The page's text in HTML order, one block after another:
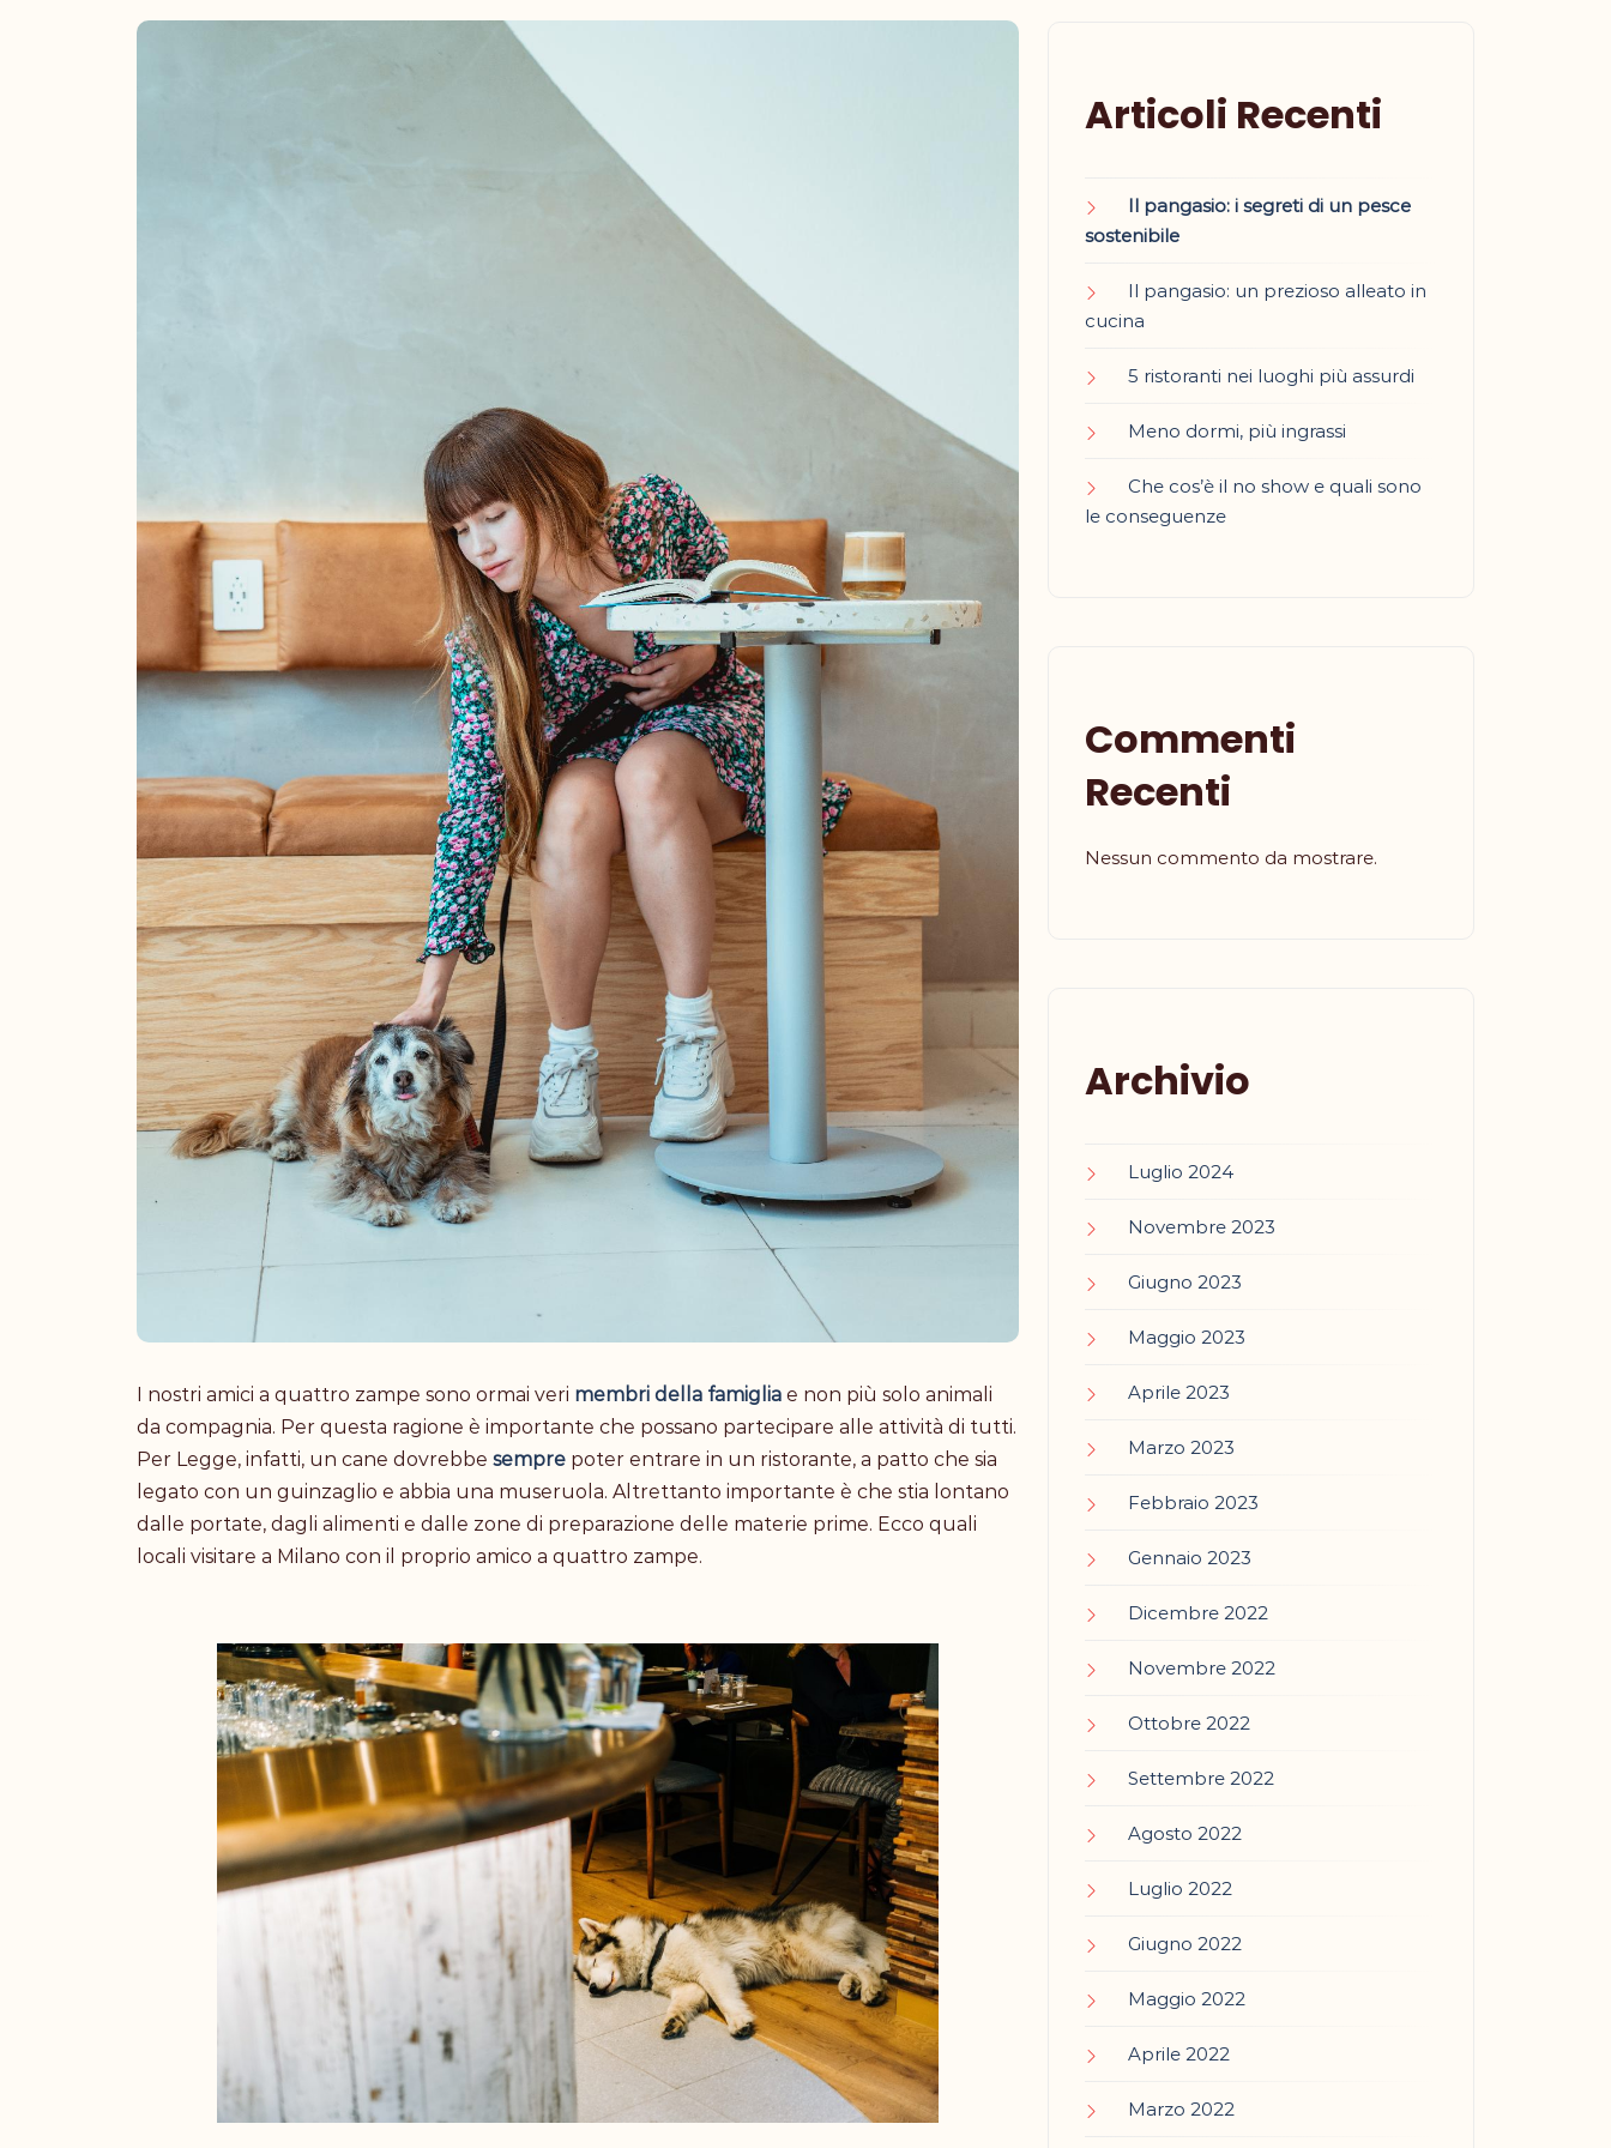
I nostri amici a quattro zampe sono ormai veri membri della famiglia e non più solo animali
da compagnia. Per questa ragione è importante che possano partecipare alle attività di tutti.
Per Legge, infatti, un cane dovrebbe sempre poter entrare in un ristorante, a patto che sia
legato con un guinzaglio e abbia una museruola. Altrettanto importante è che stia lontano
dalle portate, dagli alimenti e dalle zone di preparazione delle materie prime. Ecco quali
locali visitare a Milano con il proprio amico a quattro zampe.
Articoli Recenti
Il pangasio: i segreti di un pesce
sostenibile
Il pangasio: un prezioso alleato in
cucina
5 ristoranti nei luoghi più assurdi
Meno dormi, più ingrassi
Che cos’è il no show e quali sono
le conseguenze
Commenti
Recenti
Nessun commento da mostrare.
Archivio
Luglio 2024
Novembre 2023
Giugno 2023
Maggio 2023
Aprile 2023
Marzo 2023
Febbraio 2023
Gennaio 2023
Dicembre 2022
Novembre 2022
Ottobre 2022
Settembre 2022
Agosto 2022
Luglio 2022
Giugno 2022
Maggio 2022
Aprile 2022
Marzo 2022